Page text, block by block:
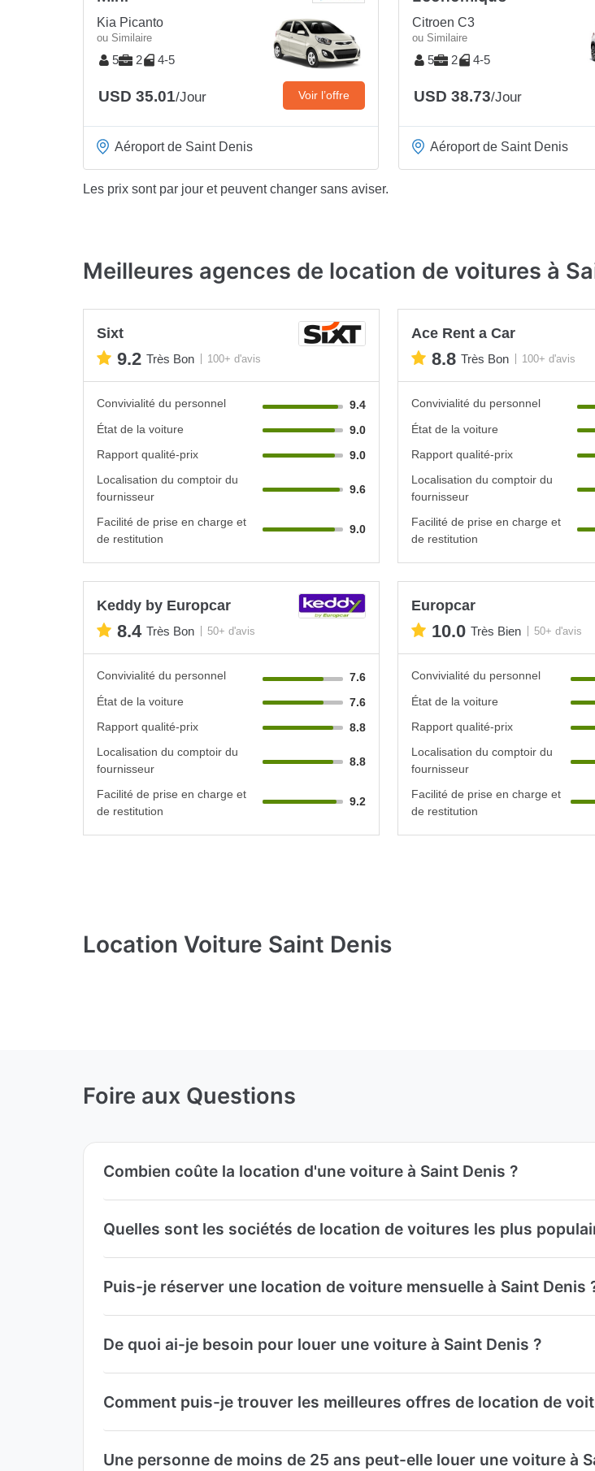
Kia Picanto
ou Similaire
5 2 4-5
USD 35.01/Jour Voir l’offre
Aéroport de Saint Denis
Citroen C3
ou Similaire
5 2 4-5
USD 38.73/Jour
Aéroport de Saint Denis
Les prix sont par jour et peuvent changer sans aviser.
Meilleures agences de location de voitures à
Sixt
9.2 Très Bon 100+ d'avis
Convivialité du personnel
9.4
État de la voiture
9.0
Rapport qualité-prix
9.0
Localisation du comptoir du
fournisseur
9.6
Facilité de prise en charge et
de restitution
9.0
Ace Rent a Car
8.8 Très Bon 100+ d'avis
Convivialité du personnel
État de la voiture
Rapport qualité-prix
Localisation du comptoir du
fournisseur
Facilité de prise en charge et
de restitution
Keddy by Europcar
8.4 Très Bon 50+ d'avis
Convivialité du personnel
7.6
État de la voiture
7.6
Rapport qualité-prix
8.8
Localisation du comptoir du
fournisseur
8.8
Facilité de prise en charge et
de restitution
9.2
Europcar
10.0 Très Bien 50+ d'avis
Convivialité du personnel
État de la voiture
Rapport qualité-prix
Localisation du comptoir du
fournisseur
Facilité de prise en charge et
de restitution
Location Voiture Saint Denis
Foire aux Questions
Combien coûte la location d'une voiture à Saint Denis ?
Quelles sont les sociétés de location de voitures les plus
Puis-je réserver une location de voiture mensuelle à Saint Denis
De quoi ai-je besoin pour louer une voiture à Saint Denis ?
Comment puis-je trouver les meilleures offres de location de
Une personne de moins de 25 ans peut-elle louer une voiture à